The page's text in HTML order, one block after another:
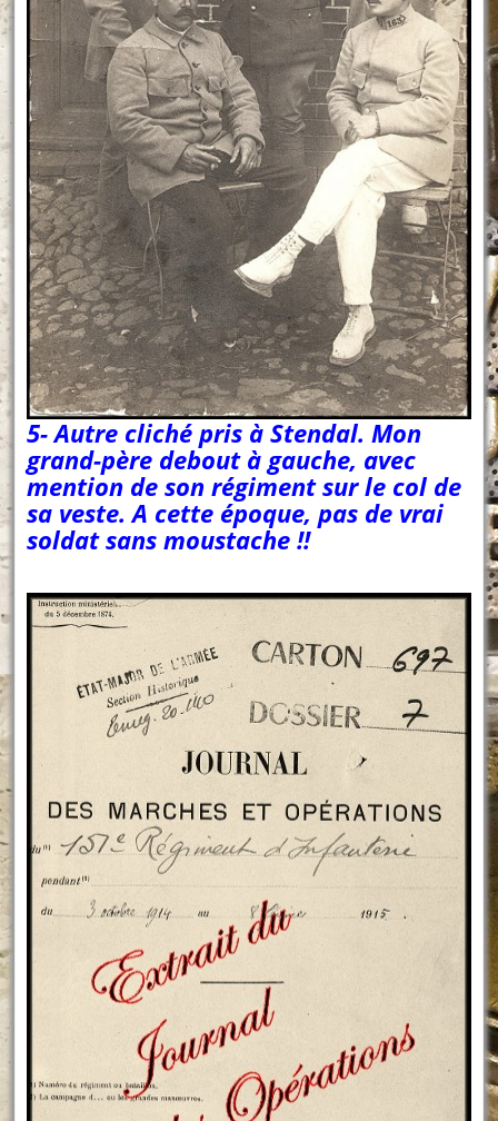
5- Autre cliché pris à Stendal. Mon
grand-père debout à gauche, avec
mention de son régiment sur le col de
sa veste. A cette époque, pas de vrai
soldat sans moustache !!